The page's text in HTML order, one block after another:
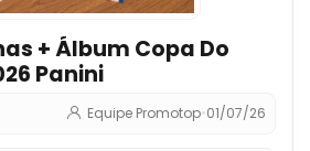
+ Álbum Copa Do
Panini
Equipe Promotop•01/07/26